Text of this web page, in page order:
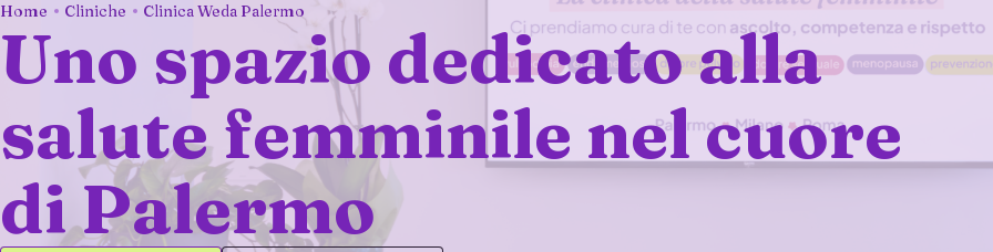
Home Cliniche Clinica Weda Palermo
Uno spazio dedicato alla
salute femminile nel cuore
di Palermo